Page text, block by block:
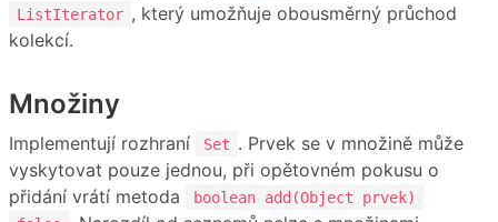
ListIterator , který umožňuje obousměrný průchod
kolekcí.
Množiny
Implementují rozhraní Set . Prvek se v množině může
vyskytovat pouze jednou, při opětovném pokusu o
přidání vrátí metoda
boolean add(Object prvek)